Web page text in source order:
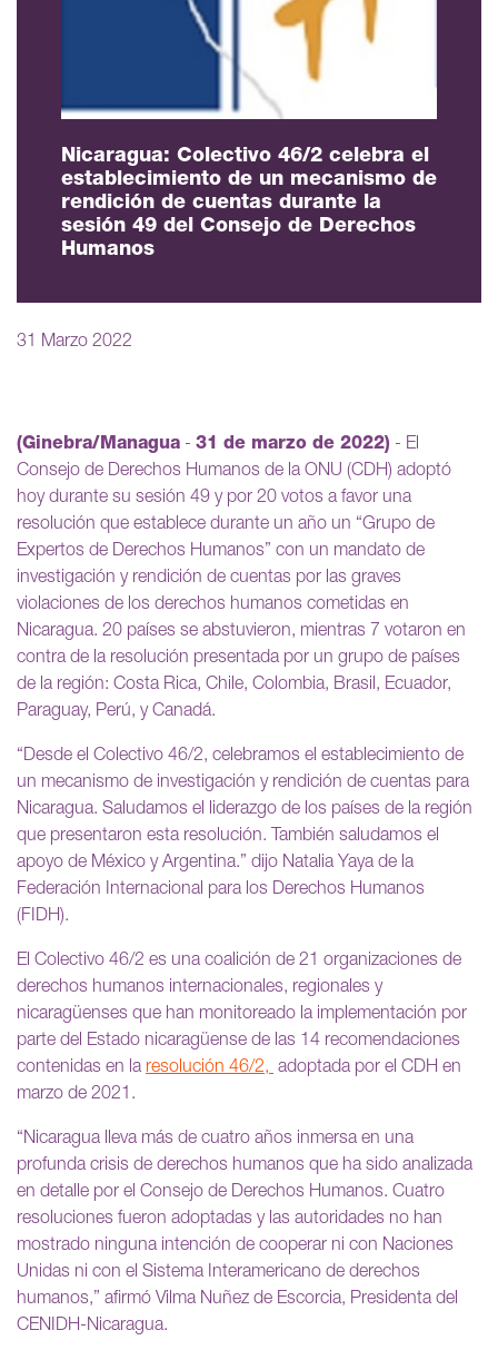
Nicaragua: Colectivo 46/2 celebra el
establecimiento de un mecanismo de
rendición de cuentas durante la
sesión 49 del Consejo de Derechos
Humanos
31 Marzo 2022
(Ginebra/Managua - 31 de marzo de 2022) - El
Consejo de Derechos Humanos de la ONU (CDH) adoptó
hoy durante su sesión 49 y por 20 votos a favor una
resolución que establece durante un año un “Grupo de
Expertos de Derechos Humanos” con un mandato de
investigación y rendición de cuentas por las graves
violaciones de los derechos humanos cometidas en
Nicaragua. 20 países se abstuvieron, mientras 7 votaron en
contra de la resolución presentada por un grupo de países
de la región: Costa Rica, Chile, Colombia, Brasil, Ecuador,
Paraguay, Perú, y Canadá.
“Desde el Colectivo 46/2, celebramos el establecimiento de
un mecanismo de investigación y rendición de cuentas para
Nicaragua. Saludamos el liderazgo de los países de la región
que presentaron esta resolución. También saludamos el
apoyo de México y Argentina.” dijo Natalia Yaya de la
Federación Internacional para los Derechos Humanos
(FIDH).
El Colectivo 46/2 es una coalición de 21 organizaciones de
derechos humanos internacionales, regionales y
nicaragüenses que han monitoreado la implementación por
parte del Estado nicaragüense de las 14 recomendaciones
contenidas en la resolución 46/2, adoptada por el CDH en
marzo de 2021.
“Nicaragua lleva más de cuatro años inmersa en una
profunda crisis de derechos humanos que ha sido analizada
en detalle por el Consejo de Derechos Humanos. Cuatro
resoluciones fueron adoptadas y las autoridades no han
mostrado ninguna intención de cooperar ni con Naciones
Unidas ni con el Sistema Interamericano de derechos
humanos,” afirmó Vilma Nuñez de Escorcia, Presidenta del
CENIDH-Nicaragua.